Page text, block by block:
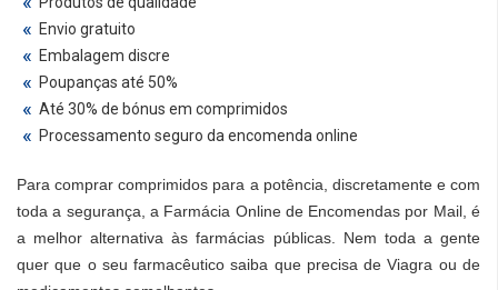
Envio gratuito
Embalagem discre
Poupanças até 50%
Até 30% de bónus em comprimidos
Processamento seguro da encomenda online
Para comprar comprimidos para a potência, discretamente e com
toda a segurança, a Farmácia Online de Encomendas por Mail, é
a melhor alternativa às farmácias públicas. Nem toda a gente
quer que o seu farmacêutico saiba que precisa de Viagra ou de